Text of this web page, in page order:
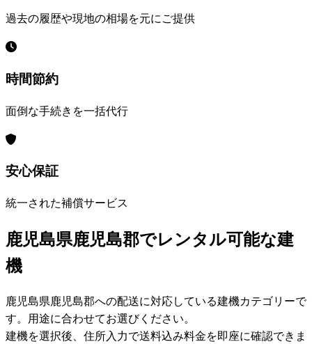
過去の履歴や現地の相場を元にご提供
時間節約
面倒な手続きを一括代行
安心保証
統一された補償サービス
鹿児島県鹿児島郡でレンタル可能な建
機
鹿児島県鹿児島郡への配送に対応している建機カテゴリーで
す。用途に合わせてお選びください。
建機を選択後、住所入力で送料込み料金を即座に確認できま